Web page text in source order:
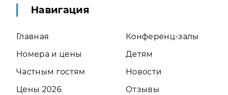
Навигация
Главная
Номера и цены
Частным гостям
Цены 2026
Конференц-залы
Детям
Новости
Отзывы